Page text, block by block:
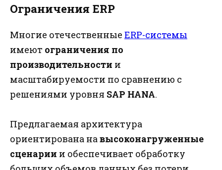
Ограничения ERP
Многие отечественные ERP-системы
имеют ограничения по
производительности и
масштабируемости по сравнению с
решениями уровня SAP HANA.
Предлагаемая архитектура
ориентирована навысоконагруженные
сценарии и обеспечивает обработку